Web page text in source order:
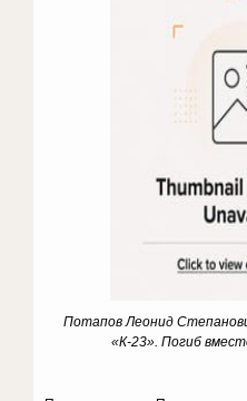
Потапов Леонид
«К-23». Погиб